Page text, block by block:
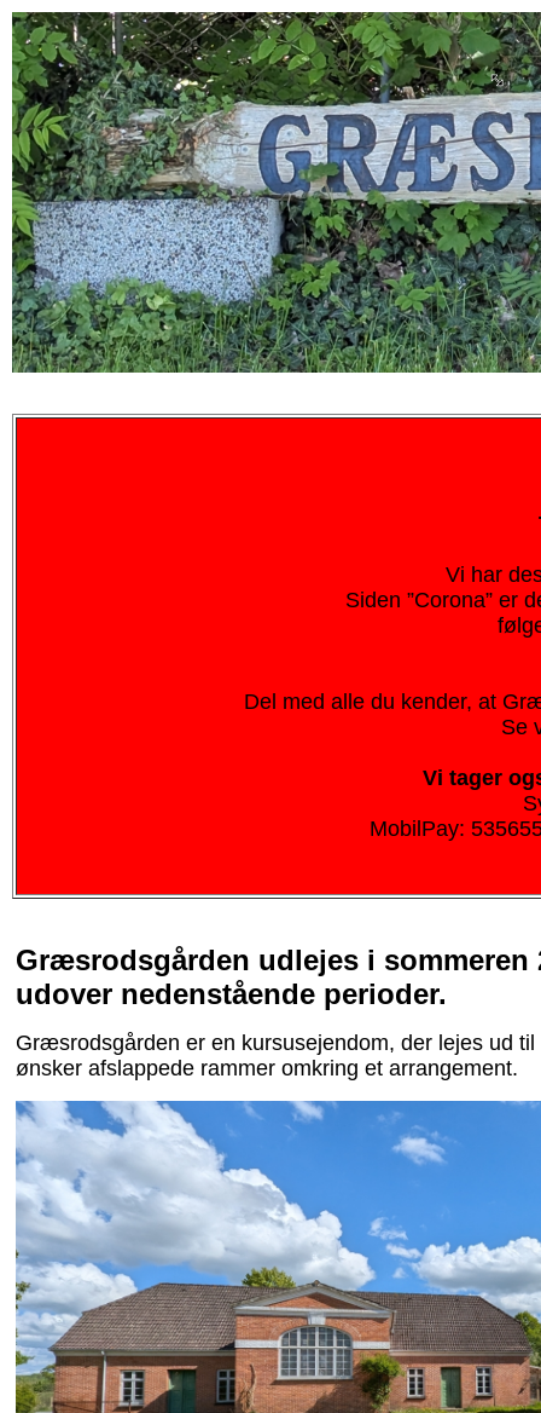
Vi har
Siden ”Corona” er
Del med alle du kender, at
Se
Vi tager
MobilPay:
Græsrodsgården udlejes i sommeren
udover nedenstående perioder.
Græsrodsgården er en kursusejendom, der lejes ud
ønsker afslappede rammer omkring et arrangement.